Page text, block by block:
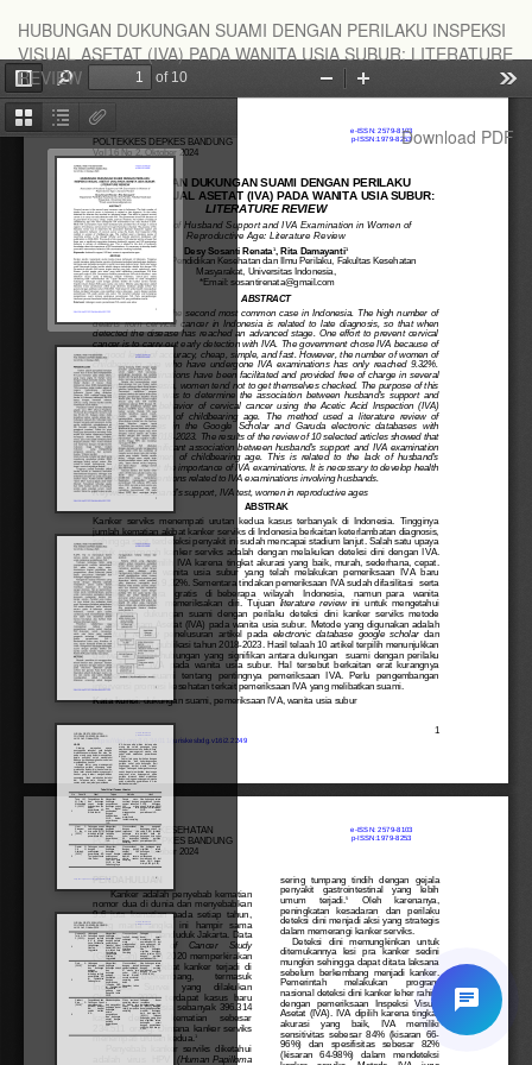
Article
Details
HUBUNGAN DUKUNGAN SUAMI DENGAN PERILAKU INSPEKSI
VISUAL ASETAT (IVA) PADA WANITA USIA SUBUR: LITERATURE
REVIEW
Download
Download PDF